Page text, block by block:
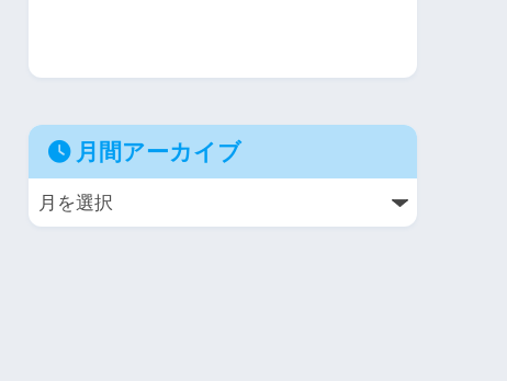
月間アーカイブ